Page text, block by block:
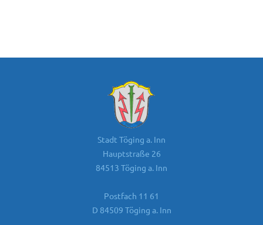
Stadt Töging a. Inn
Hauptstraße 26
84513 Töging a. Inn
Postfach 11 61
D 84509 Töging a. Inn